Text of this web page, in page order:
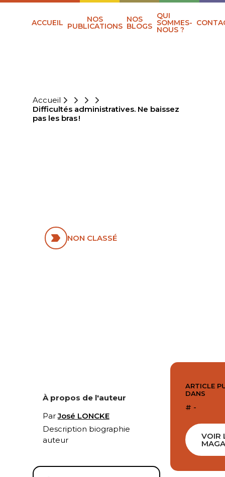
ACCUEIL NOS
PUBLICATIONS
NOS
BLOGS
QUI
SOMMES-
NOUS ?
Accueil
Difficultés administratives. Ne baissez
pas les bras !
NON CLASSÉ
À propos de l'auteur
ParJosé LONCKE
Description biographie
auteur
ARTICLE
DANS
# -
VOIR